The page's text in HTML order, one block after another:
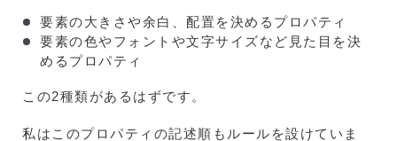
要素の大きさや余白、配置を決めるプロパティ
要素の色やフォントや文字サイズなど見た目を決
めるプロパティ
この2種類があるはずです。
私はこのプロパティの記述順もルールを設けていま